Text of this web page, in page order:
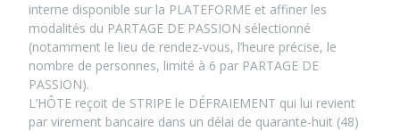
interne disponible sur la PLATEFORME et affiner les
modalités du PARTAGE DE PASSION sélectionné
(notamment le lieu de rendez-vous, l’heure précise, le
nombre de personnes, limité à 6 par PARTAGE DE
PASSION).
L’HÔTE reçoit de STRIPE le DÉFRAIEMENT qui lui revient
par virement bancaire dans un délai de quarante-huit (48)